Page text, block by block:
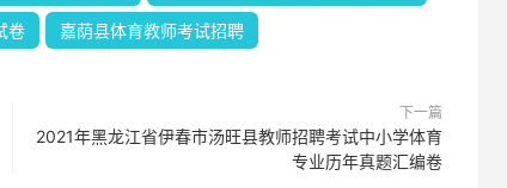
卷 嘉荫县体育教师考试招聘
下一篇
2021年黑龙江省伊春市汤旺县教师招聘考试中小学体育
专业历年真题汇编卷